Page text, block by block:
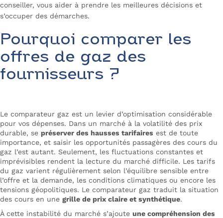
conseiller, vous aider à prendre les meilleures décisions et
s’occuper des démarches.
Pourquoi comparer les
offres de gaz des
fournisseurs ?
Le comparateur gaz est un levier d’optimisation considérable
pour vos dépenses. Dans un marché à la volatilité des prix
durable, se préserver des hausses tarifaires est de toute
importance, et saisir les opportunités passagères des cours du
gaz l’est autant. Seulement, les fluctuations constantes et
imprévisibles rendent la lecture du marché difficile. Les tarifs
du gaz varient régulièrement selon l’équilibre sensible entre
l’offre et la demande, les conditions climatiques ou encore les
tensions géopolitiques. Le comparateur gaz traduit la situation
des cours en une grille de prix claire et synthétique.
À cette instabilité du marché s’ajoute une compréhension des